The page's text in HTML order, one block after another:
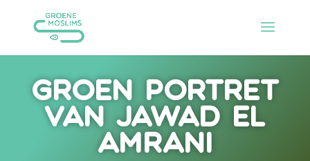
Groen portret
van Jawad el
Amrani